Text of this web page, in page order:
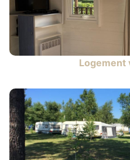
Logement